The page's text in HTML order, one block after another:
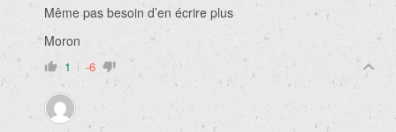
Même pas besoin d’en écrire plus
Moron
1 -6